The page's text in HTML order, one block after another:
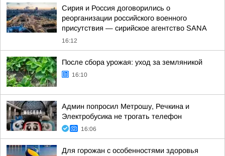
Сирия и Россия договорились о
реорганизации российского военного
присутствия — сирийское агентство SANA
16:12
После сбора урожая: уход за земляникой
16:10
Админ попросил Метрошу, Речкина и
Электробусика не трогать телефон
16:06
Для горожан с особенностями здоровья